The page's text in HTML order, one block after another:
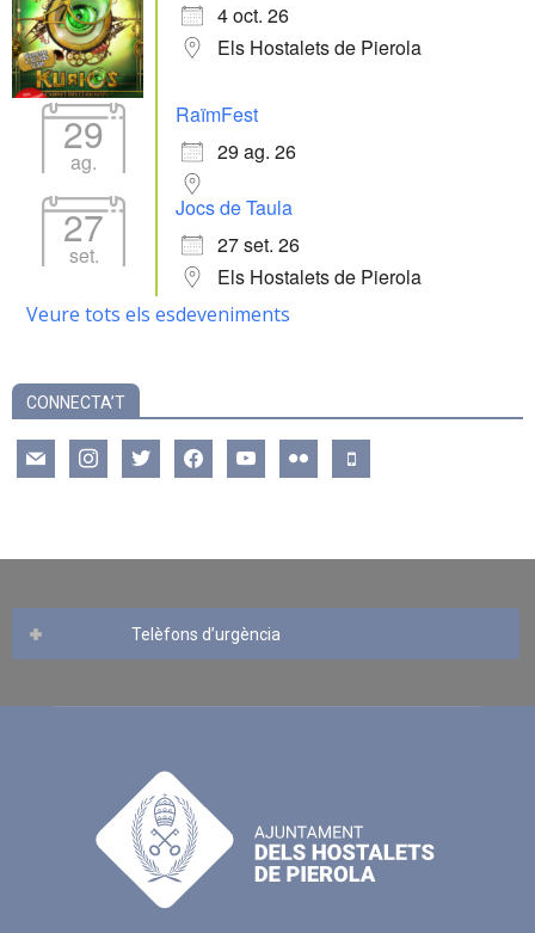
4 oct. 26
Els Hostalets de Pierola
29
ag.
RaïmFest
29 ag. 26
27
set.
Jocs de Taula
27 set. 26
Els Hostalets de Pierola
Veure tots els esdeveniments
CONNECTA’T
mail instagramtwitter facebookyoutube flickr mobile
Telèfons d’urgència